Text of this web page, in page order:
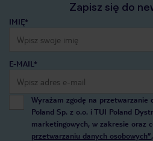
Zapisz się do
IMIĘ*
E-MAIL*
Wyrażam zgodę na przetwarzanie
Poland Sp. z o.o. i TUI Poland
marketingowych, w zakresie oraz
przetwarzaniu danych osobowych”